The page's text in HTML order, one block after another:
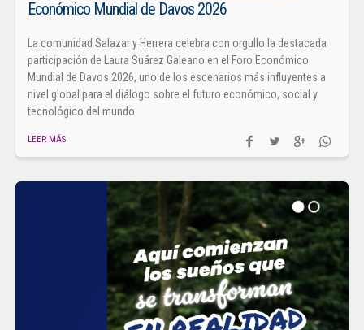
Económico Mundial de Davos 2026
La comunidad Salazar y Herrera celebra con orgullo la destacada
participación de Laura Suárez Galeano en el Foro Económico
Mundial de Davos 2026, uno de los escenarios más influyentes a
nivel global para el diálogo sobre el futuro económico, social y
tecnológico del mundo.
LEER MÁS